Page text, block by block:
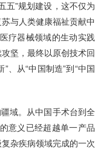
五”规划建设，这不仅为
与人类健康福祉贡献中
疗器械领域的生动实践
坚，最终以原创技术回
、从“中国制造”到“中国
域。从中国手术台到全
意义已经超越单一产品
杂疾病领域完成的一次